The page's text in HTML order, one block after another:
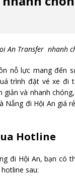
An Transfer nhanh
nỗ lực mang đến
trình đặt vé xe đi
giản và nhanh
Nẵng đi Hội An giá
Hotline
đi Hội An, bạn có
sau: